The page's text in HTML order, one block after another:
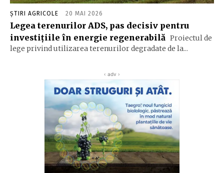
ȘTIRI AGRICOLE 20 MAI 2026
Legea terenurilor ADS, pas decisiv pentru
investițiile în energie regenerabilă Proiectul de
lege privind utilizarea terenurilor degradate de la...
‹ adv ›